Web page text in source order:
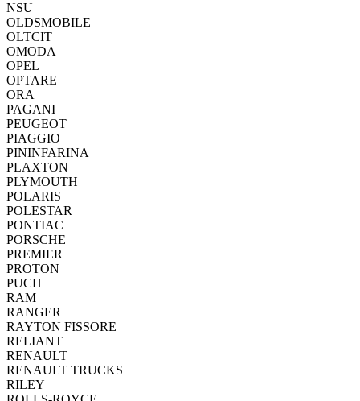
NSU
OLDSMOBILE
OLTCIT
OMODA
OPEL
OPTARE
ORA
PAGANI
PEUGEOT
PIAGGIO
PININFARINA
PLAXTON
PLYMOUTH
POLARIS
POLESTAR
PONTIAC
PORSCHE
PREMIER
PROTON
PUCH
RAM
RANGER
RAYTON FISSORE
RELIANT
RENAULT
RENAULT TRUCKS
RILEY